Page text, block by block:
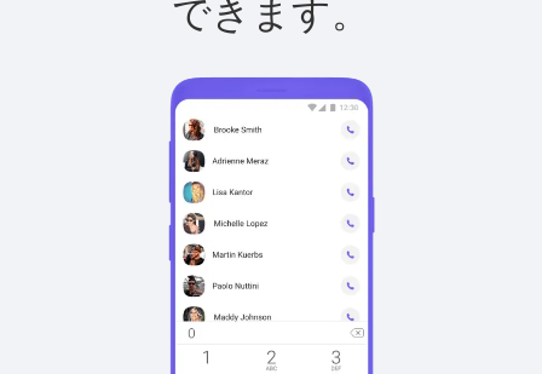
できます。